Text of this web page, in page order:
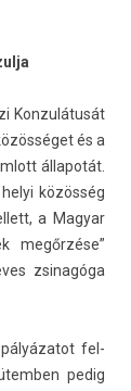
Kon­zulátusát
és a
állapotát.
közösség
a Magyar
megőrzése”
zsinagóga
pályázatot fel­
pedig